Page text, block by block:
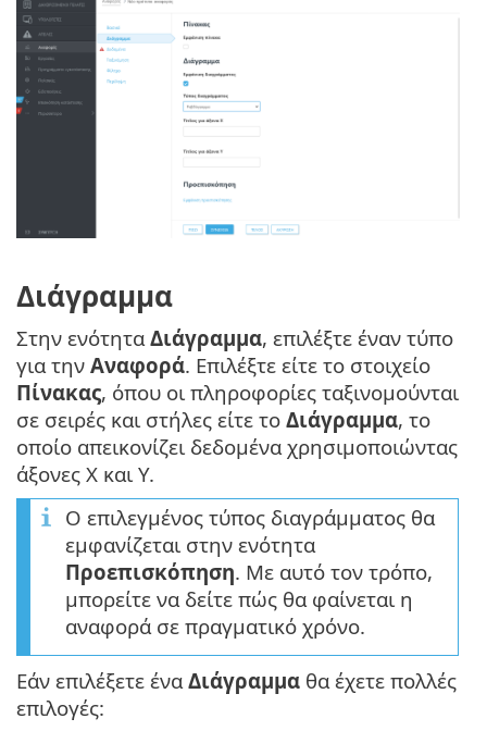
Διάγραμμα
Στην ενότηταΔιάγραμμα, επιλέξτε έναν τύπο
για την Αναφορά. Επιλέξτε είτε το στοιχείο
Πίνακας, όπου οι πληροφορίες ταξινομούνται
σε σειρές και στήλες είτε το Διάγραμμα, το
οποίο απεικονίζει δεδομένα χρησιμοποιώντας
άξονες Χ και Υ.
Ο επιλεγμένος τύπος διαγράμματος θα
εμφανίζεται στην ενότητα
Προεπισκόπηση. Με αυτό τον τρόπο,
μπορείτε να δείτε πώς θα φαίνεται η
αναφορά σε πραγματικό χρόνο.
Εάν επιλέξετε έναΔιάγραμμα θα έχετε πολλές
επιλογές: